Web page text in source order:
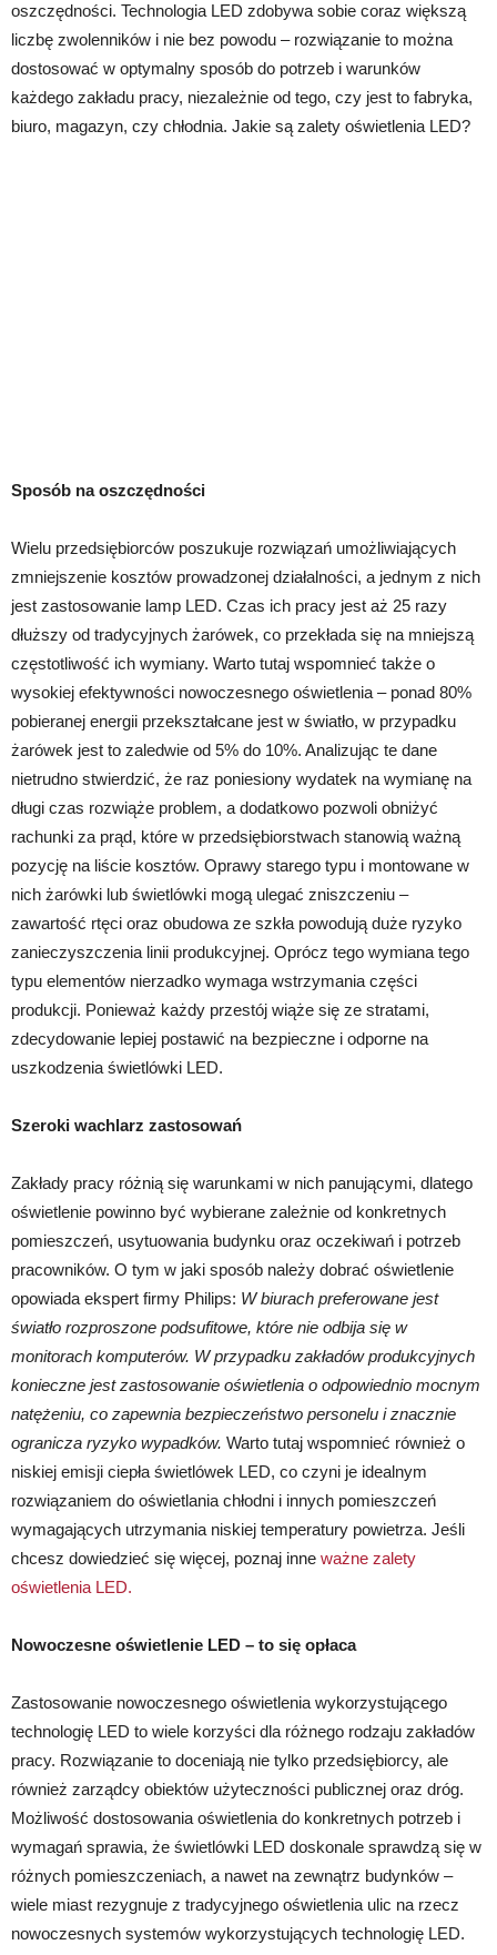
oszczędności. Technologia LED zdobywa sobie coraz większą
liczbę zwolenników i nie bez powodu – rozwiązanie to można
dostosować w optymalny sposób do potrzeb i warunków
każdego zakładu pracy, niezależnie od tego, czy jest to fabryka,
biuro, magazyn, czy chłodnia. Jakie są zalety oświetlenia LED?
Sposób na oszczędności
Wielu przedsiębiorców poszukuje rozwiązań umożliwiających
zmniejszenie kosztów prowadzonej działalności, a jednym z nich
jest zastosowanie lamp LED. Czas ich pracy jest aż 25 razy
dłuższy od tradycyjnych żarówek, co przekłada się na mniejszą
częstotliwość ich wymiany. Warto tutaj wspomnieć także o
wysokiej efektywności nowoczesnego oświetlenia – ponad 80%
pobieranej energii przekształcane jest w światło, w przypadku
żarówek jest to zaledwie od 5% do 10%. Analizując te dane
nietrudno stwierdzić, że raz poniesiony wydatek na wymianę na
długi czas rozwiąże problem, a dodatkowo pozwoli obniżyć
rachunki za prąd, które w przedsiębiorstwach stanowią ważną
pozycję na liście kosztów. Oprawy starego typu i montowane w
nich żarówki lub świetlówki mogą ulegać zniszczeniu –
zawartość rtęci oraz obudowa ze szkła powodują duże ryzyko
zanieczyszczenia linii produkcyjnej. Oprócz tego wymiana tego
typu elementów nierzadko wymaga wstrzymania części
produkcji. Ponieważ każdy przestój wiąże się ze stratami,
zdecydowanie lepiej postawić na bezpieczne i odporne na
uszkodzenia świetlówki LED.
Szeroki wachlarz zastosowań
Zakłady pracy różnią się warunkami w nich panującymi, dlatego
oświetlenie powinno być wybierane zależnie od konkretnych
pomieszczeń, usytuowania budynku oraz oczekiwań i potrzeb
pracowników. O tym w jaki sposób należy dobrać oświetlenie
opowiada ekspert firmy Philips: W biurach preferowane jest
światło rozproszone podsufitowe, które nie odbija się w
monitorach komputerów. W przypadku zakładów produkcyjnych
konieczne jest zastosowanie oświetlenia o odpowiednio mocnym
natężeniu, co zapewnia bezpieczeństwo personelu i znacznie
ogranicza ryzyko wypadków. Warto tutaj wspomnieć również o
niskiej emisji ciepła świetlówek LED, co czyni je idealnym
rozwiązaniem do oświetlania chłodni i innych pomieszczeń
wymagających utrzymania niskiej temperatury powietrza. Jeśli
chcesz dowiedzieć się więcej, poznaj inne ważne zalety
oświetlenia LED.
Nowoczesne oświetlenie LED – to się opłaca
Zastosowanie nowoczesnego oświetlenia wykorzystującego
technologię LED to wiele korzyści dla różnego rodzaju zakładów
pracy. Rozwiązanie to doceniają nie tylko przedsiębiorcy, ale
również zarządcy obiektów użyteczności publicznej oraz dróg.
Możliwość dostosowania oświetlenia do konkretnych potrzeb i
wymagań sprawia, że świetlówki LED doskonale sprawdzą się w
różnych pomieszczeniach, a nawet na zewnątrz budynków –
wiele miast rezygnuje z tradycyjnego oświetlenia ulic na rzecz
nowoczesnych systemów wykorzystujących technologię LED.